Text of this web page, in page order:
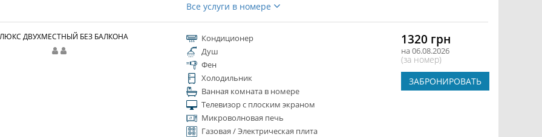
Все услуги в номере
ДВУХМЕСТНЫЙ БЕЗ БАЛКОНА
Кондиционер
Душ
Фен
Холодильник
Ванная комната в номере
Телевизор с плоским экраном
Микроволновая печь
Газовая / Электрическая плита
1320 грн
на 06.08.2026
(за номер)
ЗАБРОНИРОВАТЬ